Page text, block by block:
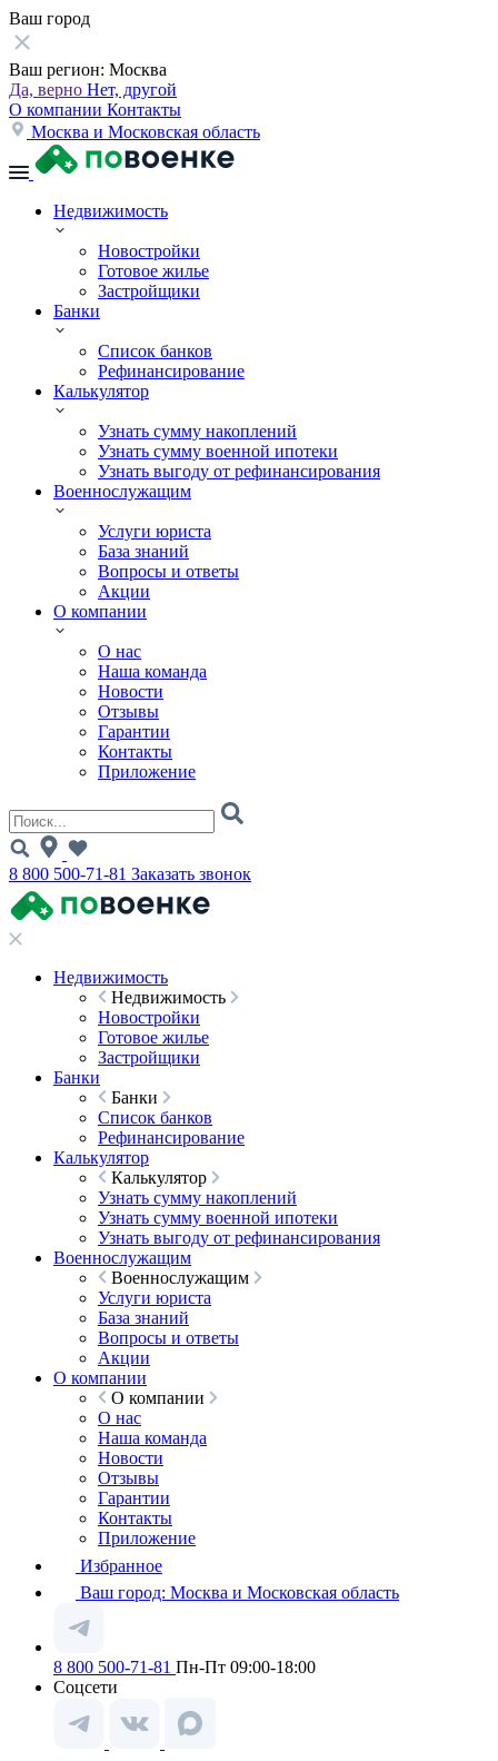
Ваш город
Ваш регион: Москва
Да, верно Нет, другой
О компании Контакты
Москва и Московская область
Недвижимость
Новостройки
Готовое жилье
Застройщики
Банки
Список банков
Рефинансирование
Калькулятор
Узнать сумму накоплений
Узнать сумму военной ипотеки
Узнать выгоду от рефинансирования
Военнослужащим
Услуги юриста
База знаний
Вопросы и ответы
Акции
О компании
О нас
Наша команда
Новости
Отзывы
Гарантии
Контакты
Приложение
8 800 500-71-81 Заказать звонок
Недвижимость
Недвижимость
Новостройки
Готовое жилье
Застройщики
Банки
Банки
Список банков
Рефинансирование
Калькулятор
Калькулятор
Узнать сумму накоплений
Узнать сумму военной ипотеки
Узнать выгоду от рефинансирования
Военнослужащим
Военнослужащим
Услуги юриста
База знаний
Вопросы и ответы
Акции
О компании
О компании
О нас
Наша команда
Новости
Отзывы
Гарантии
Контакты
Приложение
Избранное
Ваш город: Москва и Московская область
8 800 500-71-81 Пн-Пт 09:00-18:00
Соцсети